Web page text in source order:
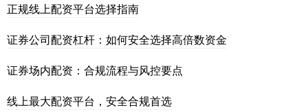
正规线上配资平台选择指南
证券公司配资杠杆：如何安全选择高倍数资金
证券场内配资：合规流程与风控要点
线上最大配资平台，安全合规首选